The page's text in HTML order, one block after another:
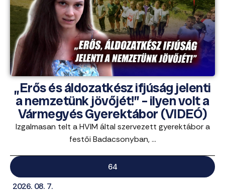
„Erős és áldozatkész ifjúság jelenti
a nemzetünk jövőjét!” – ilyen volt a
Vármegyés Gyerektábor (VIDEÓ)
Izgalmasan telt a HVIM által szervezett gyerektábor a
festői Badacsonyban, ...
64
2026. 08. 7.